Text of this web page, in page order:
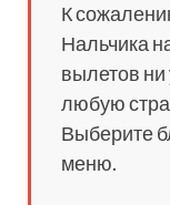
К
Нальчика
вылетов ни
любую
Выберите
меню.